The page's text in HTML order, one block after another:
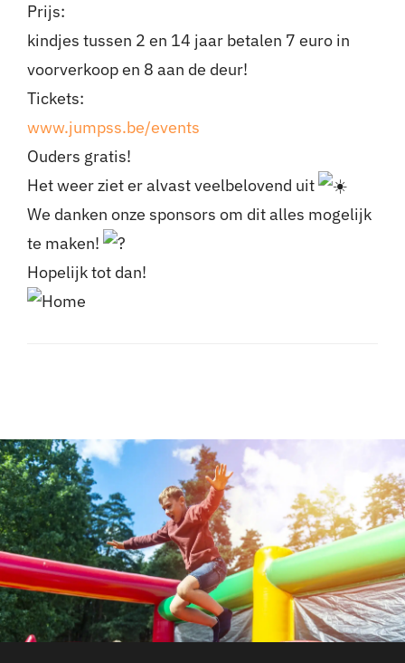
Prijs:
kindjes tussen 2 en 14 jaar betalen 7 euro in
voorverkoop en 8 aan de deur!
Tickets:
www.jumpss.be/events
Ouders gratis!
Het weer ziet er alvast veelbelovend uit
We danken onze sponsors om dit alles mogelijk
te maken!
Hopelijk tot dan!